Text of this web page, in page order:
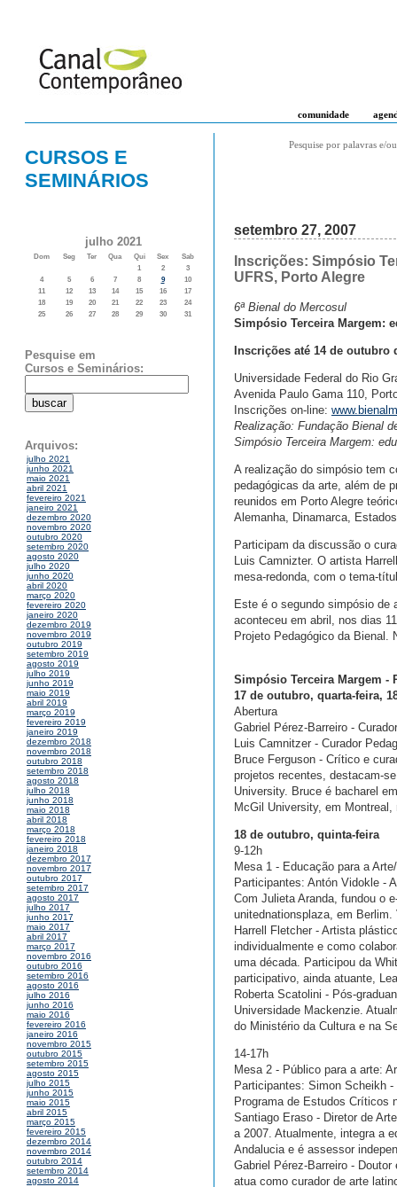
comunidade
CURSOS E
SEMINÁRIOS
julho 2021
Dom Seg Ter Qua Qui Sex
Sab
1
2
3
4
5 6 7 8 9
10
11
12 13 14 15 16
17
18
19 20 21 22 23
24
25
26 27 28 29 30 31
Pesquise em
Cursos e Seminários:
Arquivos:
julho 2021
junho 2021
maio 2021
abril 2021
fevereiro 2021
janeiro 2021
dezembro 2020
novembro 2020
outubro 2020
setembro 2020
agosto 2020
julho 2020
junho 2020
abril 2020
março 2020
fevereiro 2020
janeiro 2020
dezembro 2019
novembro 2019
outubro 2019
setembro 2019
agosto 2019
julho 2019
junho 2019
maio 2019
abril 2019
março 2019
fevereiro 2019
janeiro 2019
dezembro 2018
novembro 2018
outubro 2018
setembro 2018
agosto 2018
julho 2018
junho 2018
maio 2018
abril 2018
março 2018
fevereiro 2018
janeiro 2018
dezembro 2017
novembro 2017
outubro 2017
setembro 2017
agosto 2017
julho 2017
junho 2017
maio 2017
abril 2017
março 2017
novembro 2016
outubro 2016
setembro 2016
agosto 2016
julho 2016
junho 2016
maio 2016
fevereiro 2016
janeiro 2016
novembro 2015
outubro 2015
setembro 2015
agosto 2015
julho 2015
junho 2015
maio 2015
abril 2015
março 2015
fevereiro 2015
dezembro 2014
novembro 2014
outubro 2014
setembro 2014
agosto 2014
Pesquise por palavras e/
setembro 27, 2007
Inscrições: Simpósio
UFRS, Porto Alegre
6ª Bienal do Mercosul
Simpósio Terceira Margem:
Inscrições até 14 de outubro
Universidade Federal do Rio
Avenida Paulo Gama 110,
Inscrições on-line:
Realização: Fundação Bienal
Simpósio Terceira Margem:
A realização do simpósio tem
pedagógicas da arte, além de
reunidos em Porto Alegre
Alemanha, Dinamarca,
Participam da discussão o
Luis Camnizter. O artista
mesa-redonda, com o tema-
Este é o segundo simpósio de
aconteceu em abril, nos dias
Projeto Pedagógico da
Simpósio Terceira Margem -
17 de outubro, quarta-feira,
Abertura
Gabriel Pérez-Barreiro -
Luis Camnitzer - Curador
Bruce Ferguson - Crítico e
projetos recentes, destacam-
University. Bruce é bacharel
McGil University, em
18 de outubro, quinta-feira
9-12h
Mesa 1 - Educação para a
Participantes: Antón Vidokle -
Com Julieta Aranda, fundou o
unitednationsplaza, em
Harrell Fletcher - Artista
individualmente e como
uma década. Participou da
participativo, ainda atuante,
Roberta Scatolini - Pós-
Universidade Mackenzie.
do Ministério da Cultura e na
14-17h
Mesa 2 - Público para a arte:
Participantes: Simon Scheikh
Programa de Estudos Críticos
Santiago Eraso - Diretor de
a 2007. Atualmente, integra a
Andalucia e é assessor
Gabriel Pérez-Barreiro -
atua como curador de arte